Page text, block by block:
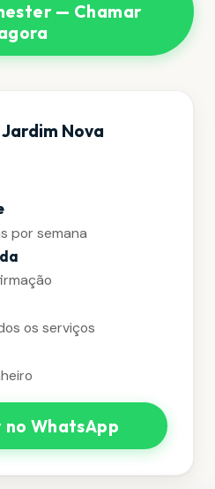
— Chamar
Nova
por semana
os serviços
no WhatsApp